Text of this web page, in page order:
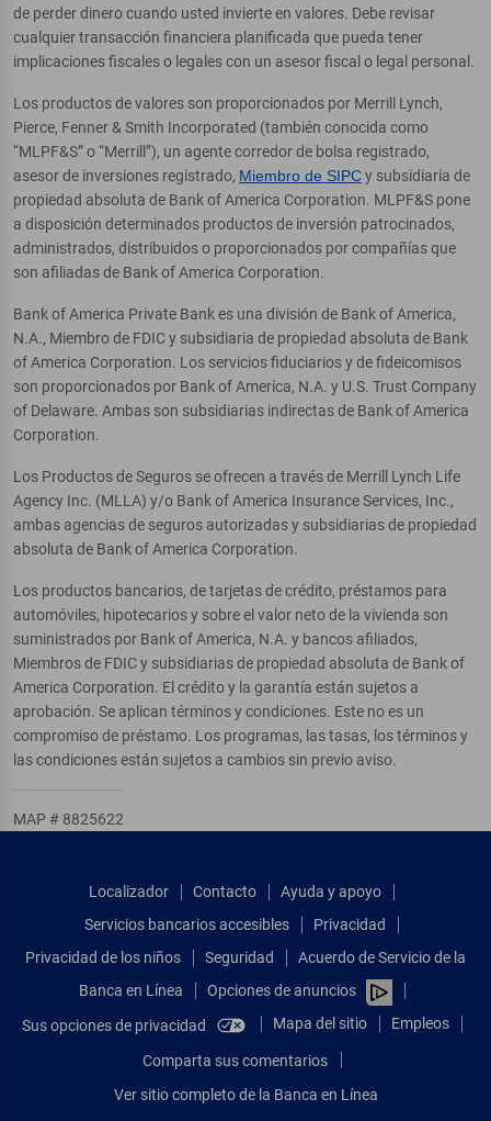
de perder dinero cuando usted invierte en valores. Debe revisar
cualquier transacción financiera planificada que pueda tener
implicaciones fiscales o legales con un asesor fiscal o legal personal.
Los productos de valores son proporcionados por Merrill Lynch,
Pierce, Fenner & Smith Incorporated (también conocida como
“MLPF&S” o “Merrill”), un agente corredor de bolsa registrado,
asesor de inversiones registrado, Miembro de SIPCy subsidiaria de
propiedad absoluta de Bank of America Corporation. MLPF&S pone
a disposición determinados productos de inversión patrocinados,
administrados, distribuidos o proporcionados por compañías que
son afiliadas de Bank of America Corporation.
Bank of America Private Bank es una división de Bank of America,
N.A., Miembro de FDIC y subsidiaria de propiedad absoluta de Bank
of America Corporation. Los servicios fiduciarios y de fideicomisos
son proporcionados por Bank of America, N.A. y U.S. Trust Company
of Delaware. Ambas son subsidiarias indirectas de Bank of America
Corporation.
Los Productos de Seguros se ofrecen a través de Merrill Lynch Life
Agency Inc. (MLLA) y/o Bank of America Insurance Services, Inc.,
ambas agencias de seguros autorizadas y subsidiarias de propiedad
absoluta de Bank of America Corporation.
Los productos bancarios, de tarjetas de crédito, préstamos para
automóviles, hipotecarios y sobre el valor neto de la vivienda son
suministrados por Bank of America, N.A. y bancos afiliados,
Miembros de FDIC y subsidiarias de propiedad absoluta de Bank of
America Corporation. El crédito y la garantía están sujetos a
aprobación. Se aplican términos y condiciones. Este no es un
compromiso de préstamo. Los programas, las tasas, los términos y
las condiciones están sujetos a cambios sin previo aviso.
MAP # 8825622
Localizador Contacto
Ayuda y apoyo
Servicios bancarios accesibles
Privacidad
Privacidad de los niños
Seguridad
Acuerdo de Servicio de la
Banca en Línea
Opciones de anuncios
Sus opciones de privacidad
Mapa del sitio Empleos
Comparta sus comentarios
Ver sitio completo de la Banca en Línea